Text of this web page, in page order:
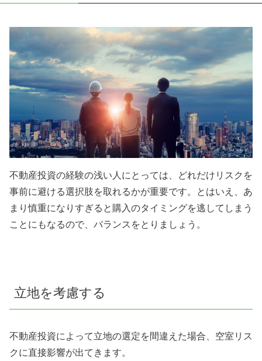
不動産投資の経験の浅い人にとっては、どれだけリスクを
事前に避ける選択肢を取れるかが重要です。とはいえ、あ
まり慎重になりすぎると購入のタイミングを逃してしまう
ことにもなるので、バランスをとりましょう。
立地を考慮する
不動産投資によって立地の選定を間違えた場合、空室リス
クに直接影響が出てきます。